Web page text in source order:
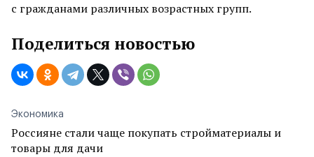
с гражданами различных возрастных групп.
Поделиться новостью
Экономика
Россияне стали чаще покупать стройматериалы и
товары для дачи